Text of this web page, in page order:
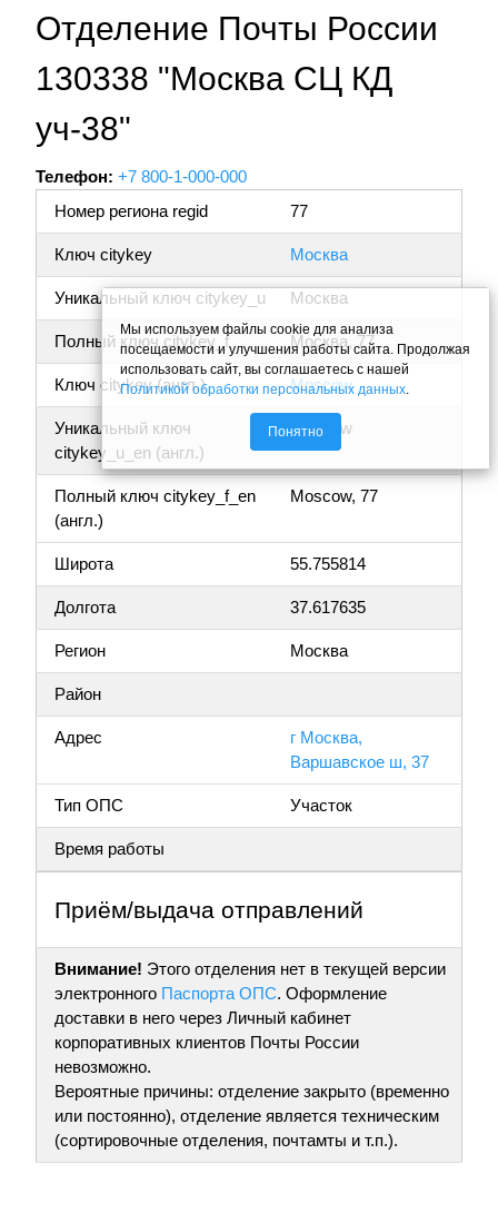
Отделение Почты России
130338 "Москва СЦ КД
уч-38"
Телефон: +7 800-1-000-000
Номер региона regid
77
Ключ citykey Москва
Уникальный ключ citykey_u Москва
Полный ключ citykey_f Москва, 77
Ключ citykey (англ.) Moscow
Уникальный ключ
citykey_u_en (англ.)
Moscow
Полный ключ citykey_f_en
(англ.)
Moscow, 77
Широта 55.755814
Долгота 37.617635
Регион Москва
Район
Адрес
г Москва,
Варшавское ш, 37
Тип ОПС Участок
Время работы
Приём/выдача отправлений
Внимание! Этого отделения нет в текущей версии
электронного Паспорта ОПС. Оформление
доставки в него через Личный кабинет
корпоративных клиентов Почты России
невозможно.
Вероятные причины: отделение закрыто (временно
или постоянно), отделение является техническим
(сортировочные отделения, почтамты и т.п.).
Мы используем файлы cookie для анализа
посещаемости и улучшения работы сайта. Продолжая
использовать сайт, вы соглашаетесь с нашей
Политикой обработки персональных данных.
Понятно